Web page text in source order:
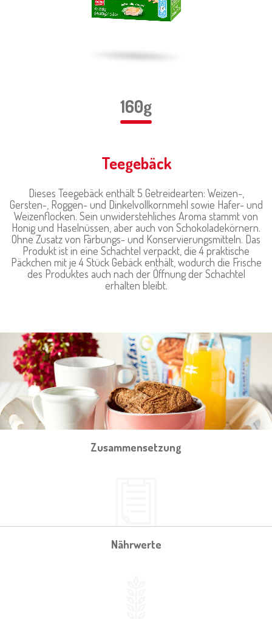
160g
Teegebäck
Dieses Teegebäck enthält 5 Getreidearten: Weizen-,
Gersten-, Roggen- und Dinkelvollkornmehl sowie Hafer- und
Weizenflocken. Sein unwiderstehliches Aroma stammt von
Honig und Haselnüssen, aber auch von Schokoladekörnern.
Ohne Zusatz von Färbungs- und Konservierungsmitteln. Das
Produkt ist in eine Schachtel verpackt, die 4 praktische
Päckchen mit je 4 Stück Gebäck enthält, wodurch die Frische
des Produktes auch nach der Öffnung der Schachtel
erhalten bleibt.
Zusammensetzung
Nährwerte